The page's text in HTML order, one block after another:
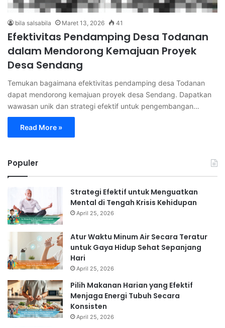
bila salsabila Maret 13, 2026 41
Efektivitas Pendamping Desa Todanan
dalam Mendorong Kemajuan Proyek
Desa Sendang
Temukan bagaimana efektivitas pendamping desa Todanan
dapat mendorong kemajuan proyek desa Sendang. Dapatkan
wawasan unik dan strategi efektif untuk pengembangan…
Read More »
Populer
Strategi Efektif untuk Menguatkan
Mental di Tengah Krisis Kehidupan
April 25, 2026
Atur Waktu Minum Air Secara Teratur
untuk Gaya Hidup Sehat Sepanjang
Hari
April 25, 2026
Pilih Makanan Harian yang Efektif
Menjaga Energi Tubuh Secara
Konsisten
April 25, 2026